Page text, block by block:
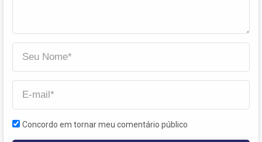
Concordo em tornar meu comentário público